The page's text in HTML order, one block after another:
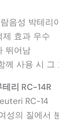
음성 박테리
제 효과 우수
뛰어남
께 사용 시 그
리 RC-14R
RC-14
성의 질에서